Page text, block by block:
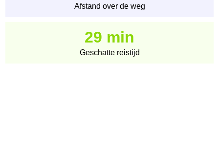
Afstand over de weg
29 min
Geschatte reistijd